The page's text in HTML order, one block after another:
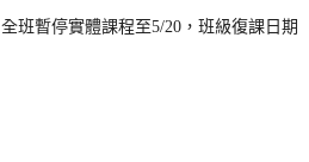
全班暫停實體課程至5/20，班級復課日期